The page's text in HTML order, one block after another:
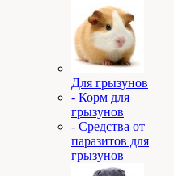
Для грызунов
- Корм для
грызунов
- Средства от
паразитов для
грызунов